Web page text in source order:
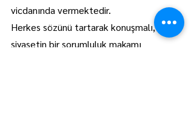
vicdanında vermektedir.
Herkes sözünü tartarak konuşmalı,
siyasetin bir sorumluluk makamı